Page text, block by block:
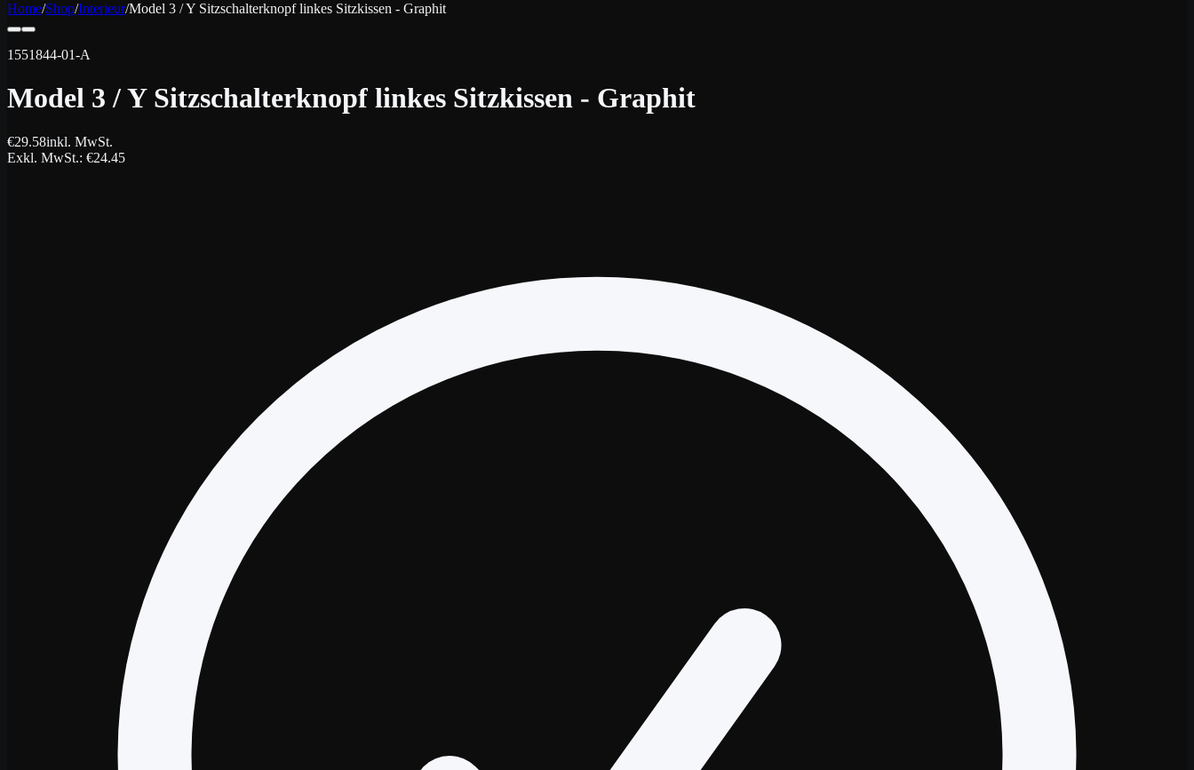
Home/Shop/Interieur/Model 3 / Y Sitzschalterknopf linkes Sitzkissen - Graphit
1551844-01-A
Model 3 / Y Sitzschalterknopf linkes Sitzkissen - Graphit
€29.58inkl. MwSt.
Exkl. MwSt.: €24.45